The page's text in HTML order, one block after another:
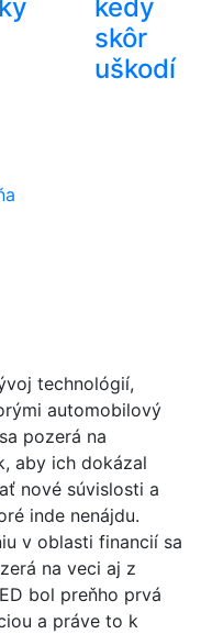
kedy
skôr
uškodí
technológií,
automobilový
pozerá na
aby ich dokázal
nové súvislosti a
inde nenájdu.
v oblasti financií sa
na veci aj z
bol preňho prvá
a práve to k